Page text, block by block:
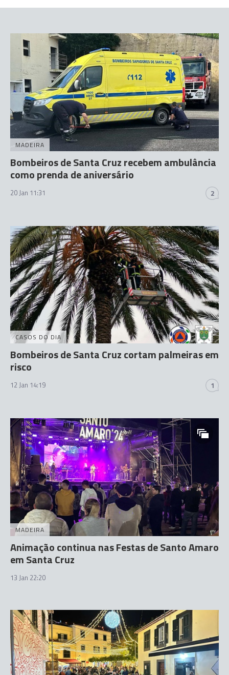
MADEIRA
Bombeiros de Santa Cruz recebem ambulância
como prenda de aniversário
20 Jan 11:31 2
CASOS DO DIA
Bombeiros de Santa Cruz cortam palmeiras em
risco
12 Jan 14:19 1
MADEIRA
Animação continua nas Festas de Santo Amaro
em Santa Cruz
13 Jan 22:20